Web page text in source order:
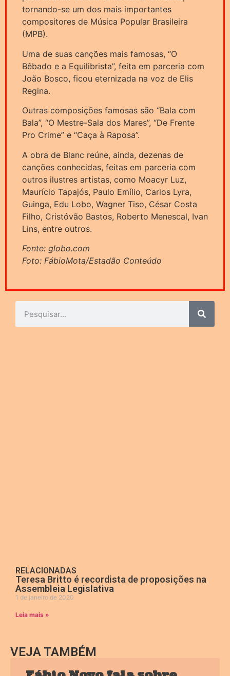
tornando-se um dos mais importantes
compositores de Música Popular Brasileira
(MPB).
Uma de suas canções mais famosas, “O
Bêbado e a Equilibrista”, feita em parceria com
João Bosco, ficou eternizada na voz de Elis
Regina.
Outras composições famosas são “Bala com
Bala”, “O Mestre-Sala dos Mares”, “De Frente
Pro Crime” e “Caça à Raposa”.
A obra de Blanc reúne, ainda, dezenas de
canções conhecidas, feitas em parceria com
outros ilustres artistas, como Moacyr Luz,
Maurício Tapajós, Paulo Emílio, Carlos Lyra,
Guinga, Edu Lobo, Wagner Tiso, César Costa
Filho, Cristóvão Bastos, Roberto Menescal, Ivan
Lins, entre outros.
Fonte: globo.com
Foto: FábioMota/Estadão Conteúdo
RELACIONADAS
Teresa Britto é recordista de proposições na
Assembleia Legislativa
1 de janeiro de 2020
Leia mais »
VEJA TAMBÉM